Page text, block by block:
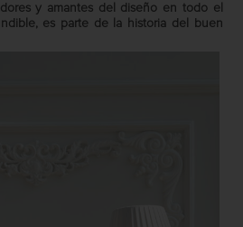
y amantes del diseño en todo el
es parte de la historia del buen